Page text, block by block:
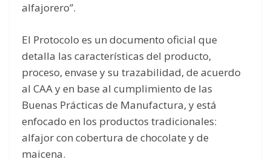
alfajorero”.
El Protocolo es un documento oficial que
detalla las características del producto,
proceso, envase y su trazabilidad, de acuerdo
al CAA y en base al cumplimiento de las
Buenas Prácticas de Manufactura, y está
enfocado en los productos tradicionales:
alfajor con cobertura de chocolate y de
maicena.